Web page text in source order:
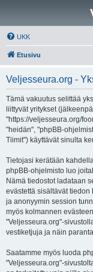
UKK
Etusivu
Veljesseura.org -
Tämä vakuutus selittää
liittyvät yritykset
"https://veljesseura.org/
"heidän", "phpBB-
Tiimit") käyttävät sinulta
Tietojasi kerätään
phpBB-ohjelmisto luo
Nämä tiedostot ladataan
evästettä sisältävät
ja anonyymin session
myös kolmannen
"Veljesseura.org"-
vestiketjuja ja näin
Saatamme myös luoda
"Veljesseura.org"-